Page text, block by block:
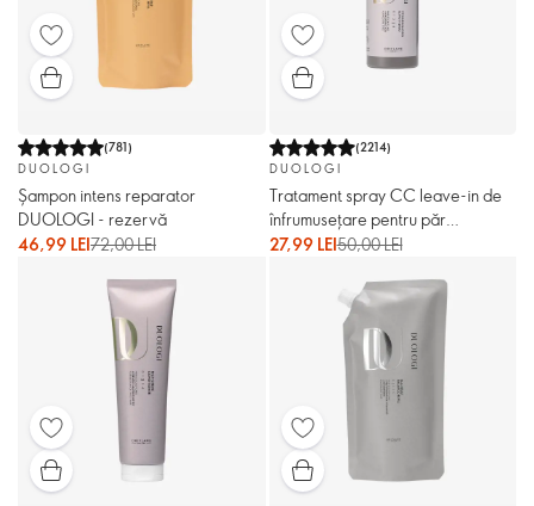
(781)
DUOLOGI
Șampon intens reparator
DUOLOGI - rezervă
46,99 LEI72,00 LEI
(2214)
DUOLOGI
Tratament spray CC leave-in de
înfrumuseţare pentru păr
DUOLOGI
27,99 LEI50,00 LEI